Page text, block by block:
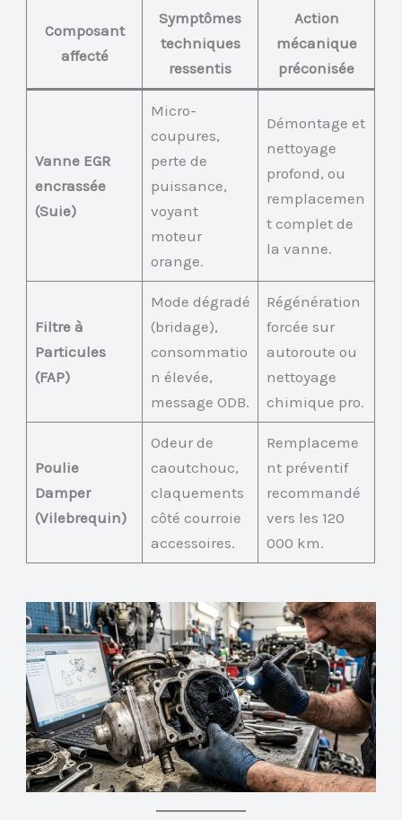
Composant
affecté
Symptômes
techniques
ressentis
Action
mécanique
préconisée
Vanne EGR
encrassée
(Suie)
Micro-
coupures,
perte de
puissance,
voyant
moteur
orange.
Démontage et
nettoyage
profond, ou
remplacemen
t complet de
la vanne.
Filtre à
Particules
(FAP)
Mode dégradé
(bridage),
consommatio
n élevée,
message ODB.
Régénération
forcée sur
autoroute ou
nettoyage
chimique pro.
Poulie
Damper
(Vilebrequin)
Odeur de
caoutchouc,
claquements
côté courroie
accessoires.
Remplaceme
nt préventif
recommandé
vers les 120
000 km.